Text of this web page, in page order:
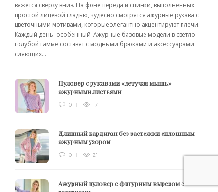
вяжется сверху вниз. На фоне переда и спинки, выполненных
простой лицевой гладью, чудесно смотрятся ажурные рукава с
цветочными мотивами, которые элегантно акцентируют плечи.
Каждый день -особенный! Ажурные базовые модели в светло-
голубой гамме составят с модными брюками и аксессуарами
сияющих...
Пуловер с рукавами «летучая мышь»
ажурными листьями
0 17
Длинный кардиган без застежки сплошным
ажурным узором
0 21
Ажурный пуловер с фигурным вырезом с